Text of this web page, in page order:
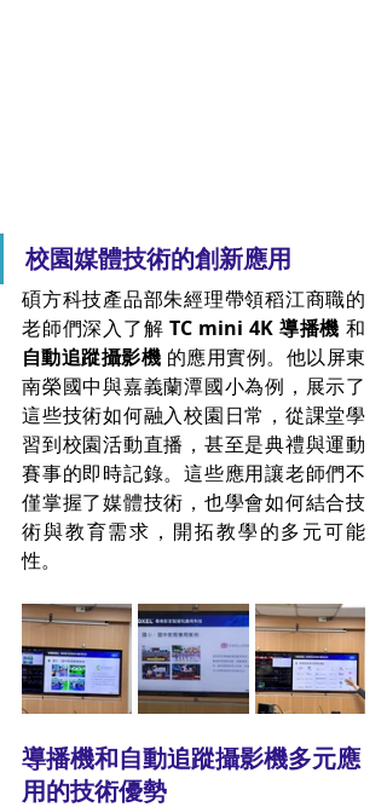
校園媒體技術的創新應用
碩方科技產品部朱經理帶領稻江商職的
老師們深入了解 TC mini 4K 導播機
自動追蹤攝影機 的應用實例。他以屏東
南榮國中與嘉義蘭潭國小為例，展示了
這些技術如何融入校園日常，從課堂學
習到校園活動直播，甚至是典禮與運動
賽事的即時記錄。這些應用讓老師們不
僅掌握了媒體技術，也學會如何結合技
術與教育需求，開拓教學的多元可能
性。
導播機和自動追蹤攝影機多元應
用的技術優勢